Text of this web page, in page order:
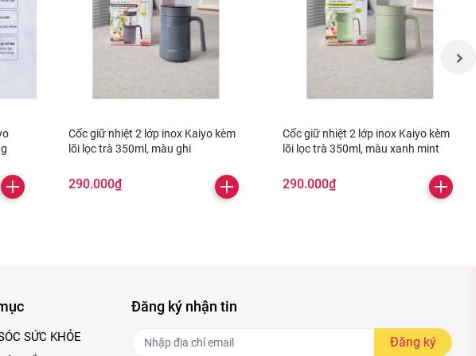
Cốc giữ nhiệt 2 lớp inox Kaiyo kèm
lõi lọc trà 350ml, màu ghi
290.000₫
Cốc giữ nhiệt 2 lớp inox Kaiyo kèm
lõi lọc trà 350ml, màu xanh mint
290.000₫
SỨC KHỎE
Đăng ký nhận tin
Đăng ký